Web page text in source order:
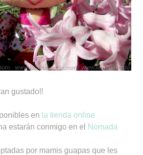
gustado!!
en la tienda online
estarán conmigo en el
Nomada
por mamis guapas que les